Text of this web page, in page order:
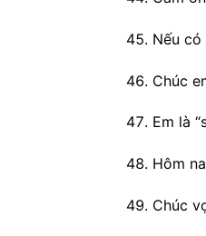
Nếu
Chúc
Em là
Hôm
Chúc